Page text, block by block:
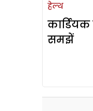
हेल्थ
समझें